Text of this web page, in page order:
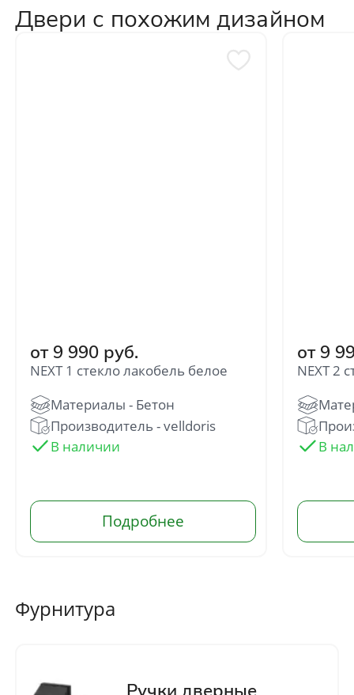
Двери с похожим дизайном
от 9 990 руб.
NEXT 1 стекло лакобель белое
Производитель - velldoris
от 9
NEXT 2
Фурнитура